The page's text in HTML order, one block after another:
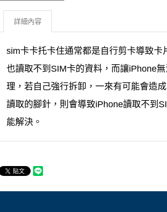
詳細內容
sim卡卡托卡住通常都是自行剪卡導致卡
也讀取不到SIM卡的資料，而讓iPhone
理，若自己強行拆卸，一來有可能會造
讀取的腳針，則會導致iPhone讀取不到
能解決。